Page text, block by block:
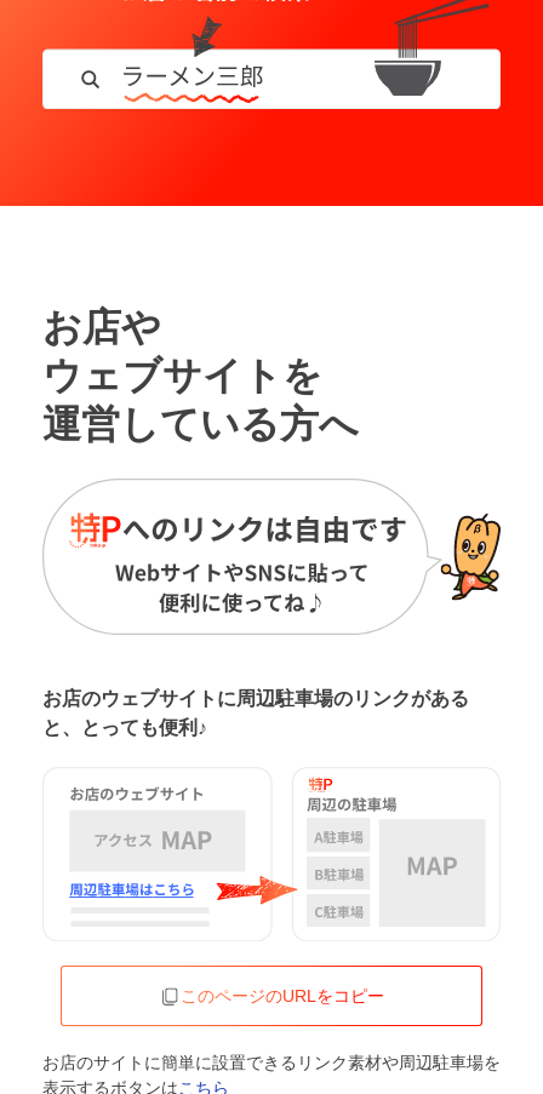
お店や
ウェブサイトを
運営している方へ
お店のウェブサイトに周辺駐車場のリンクがある
と、とっても便利♪
このページのURLをコピー
お店のサイトに簡単に設置できるリンク素材や周辺駐車場を
表示するボタンはこちら